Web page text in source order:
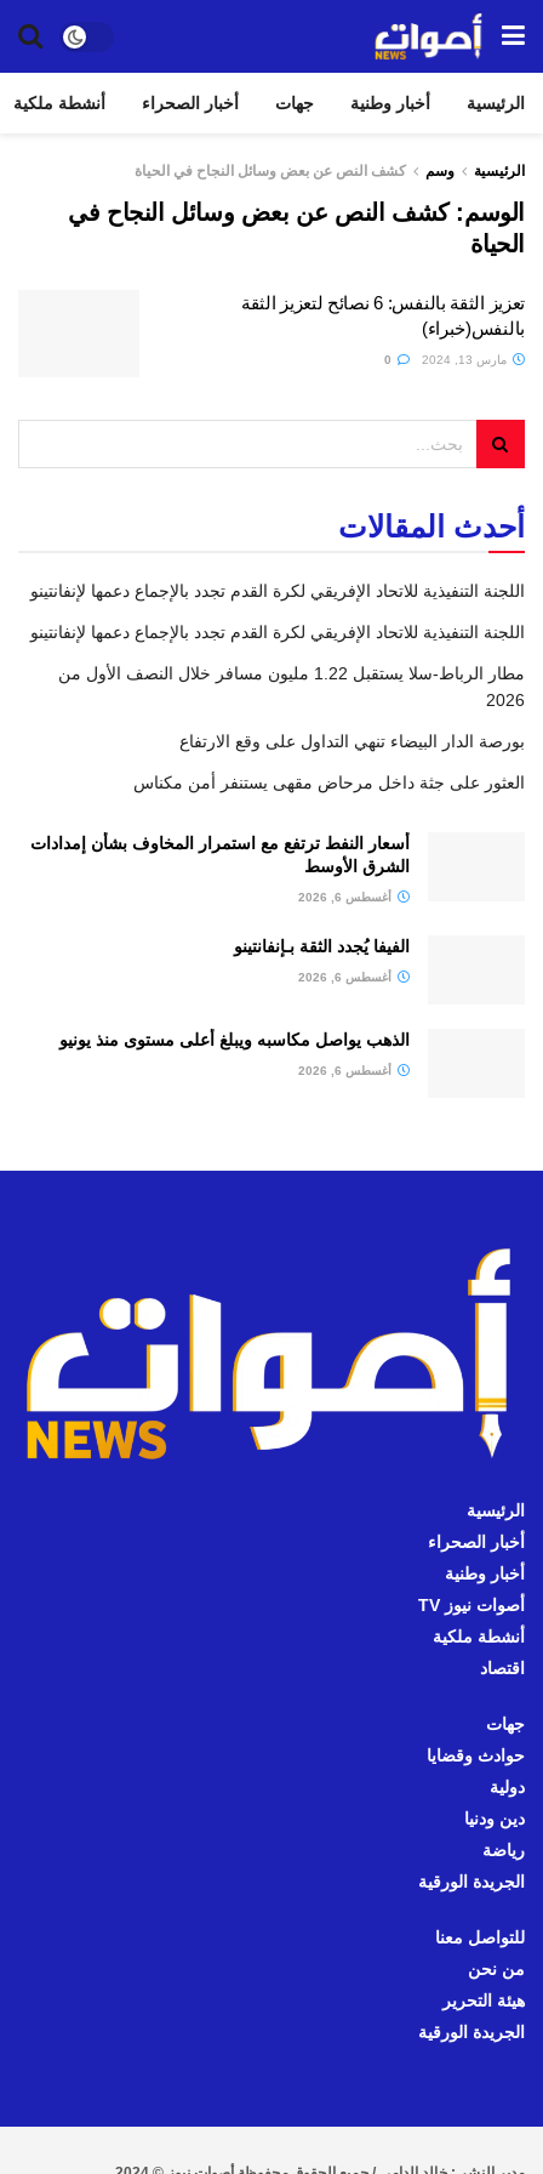
الرئيسية أخبار وطنية جهات أخبار الصحراء أنشطة ملكية
الرئيسية وسم كشف النص عن بعض وسائل النجاح في الحياة
الوسم:كشف النص عن بعض وسائل النجاح في
الحياة
تعزيز الثقة بالنفس: 6 نصائح لتعزيز الثقة
بالنفس(خبراء)
مارس 13, 2024
أحدث المقالات
اللجنة التنفيذية للاتحاد الإفريقي لكرة القدم تجدد بالإجماع دعمها لإنفانتينو
اللجنة التنفيذية للاتحاد الإفريقي لكرة القدم تجدد بالإجماع دعمها لإنفانتينو
مطار الرباط-سلا يستقبل 1.22 مليون مسافر خلال النصف الأول من
2026
بورصة الدار البيضاء تنهي التداول على وقع الارتفاع
العثور على جثة داخل مرحاض مقهى يستنفر أمن مكناس
أسعار النفط ترتفع مع استمرار المخاوف بشأن إمدادات
الشرق الأوسط
أغسطس 6, 2026
الفيفا يُجدد الثقة بـإنفانتينو
أغسطس 6, 2026
الذهب يواصل مكاسبه ويبلغ أعلى مستوى منذ يونيو
أغسطس 6, 2026
الرئيسية
أخبار الصحراء
أخبار وطنية
أصوات نيوز TV
أنشطة ملكية
اقتصاد
جهات
حوادث وقضايا
دولية
دين ودنيا
رياضة
الجريدة الورقية
للتواصل معنا
من نحن
هيئة التحرير
الجريدة الورقية